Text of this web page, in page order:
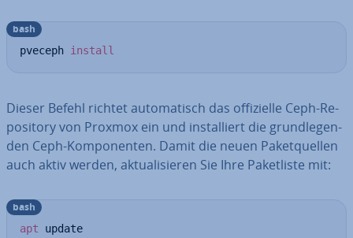
pveceph install
bash
Dieser Befehl richtet au­to­ma­tisch das of­fi­zi­el­le Ceph-Re­
po­si­to­ry von Proxmox ein und in­stal­liert die grund­le­gen­
den Ceph-Kom­po­nen­ten. Damit die neuen Pa­ket­quel­len
auch aktiv werden, ak­tua­li­sie­ren Sie Ihre Pa­ket­lis­te mit:
apt update
bash